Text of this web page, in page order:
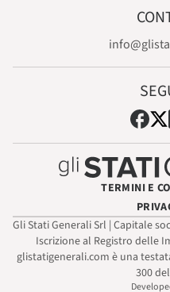
TERMINI E
Gli Stati Generali Srl | Capitale
Iscrizione al Registro delle
glistatigenerali.com è una
300